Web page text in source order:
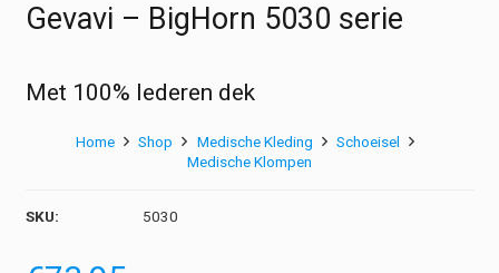
Gevavi – BigHorn 5030 serie
Met 100% lederen dek
Home Shop Medische Kleding
Schoeisel
Medische Klompen
SKU: 5030